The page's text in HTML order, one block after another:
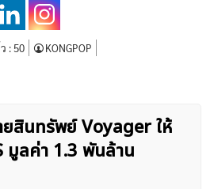
:50 KONGPOP
สินทรัพย์ Voyager ให้
มูลค่า 1.3 พันล้าน